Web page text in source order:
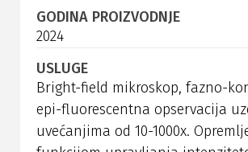
GODINA PROIZVODNJE
2024
USLUGE
Bright-field mikroskop, fazno-
epi-fluorescentna opservacija
uvećanjima od 10-1000x.